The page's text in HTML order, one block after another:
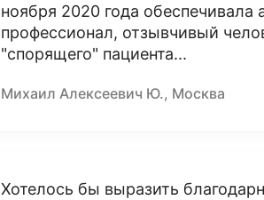
ноября 2020 года
профессионал, отзывчивый
"спорящего" пациента...
Михаил Алексеевич Ю., Москва
Хотелось бы выразить